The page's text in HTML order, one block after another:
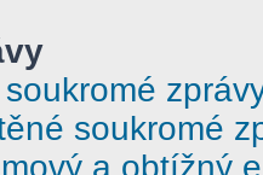
soukromé
a obtížný